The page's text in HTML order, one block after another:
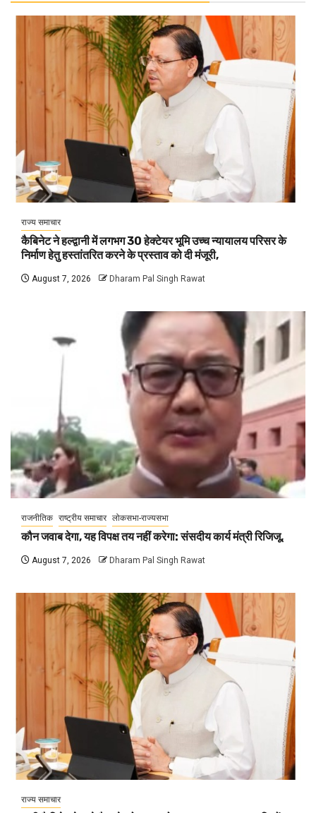
राज्य समाचार
कैबिनेट ने हल्द्वानी में लगभग 30 हेक्टेयर भूमि उच्च न्यायालय परिसर के
निर्माण हेतु हस्तांतरित करने के प्रस्ताव को दी मंजूरी,
August 7, 2026 Dharam Pal Singh Rawat
राजनीतिक राष्ट्रीय समाचार लोकसभा-राज्यसभा
कौन जवाब देगा, यह विपक्ष तय नहीं करेगा: संसदीय कार्य मंत्री रिजिजू,
August 7, 2026 Dharam Pal Singh Rawat
राज्य समाचार